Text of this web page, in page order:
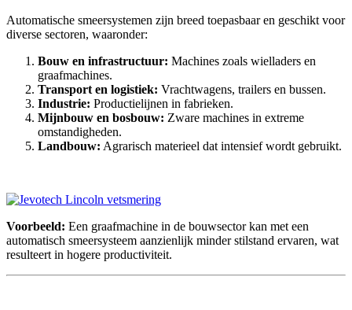
Automatische smeersystemen zijn breed toepasbaar en geschikt voor
diverse sectoren, waaronder:
Bouw en infrastructuur: Machines zoals wielladers en
graafmachines.
Transport en logistiek: Vrachtwagens, trailers en bussen.
Industrie: Productielijnen in fabrieken.
Mijnbouw en bosbouw: Zware machines in extreme
omstandigheden.
Landbouw: Agrarisch materieel dat intensief wordt gebruikt.
Voorbeeld: Een graafmachine in de bouwsector kan met een
automatisch smeersysteem aanzienlijk minder stilstand ervaren, wat
resulteert in hogere productiviteit.